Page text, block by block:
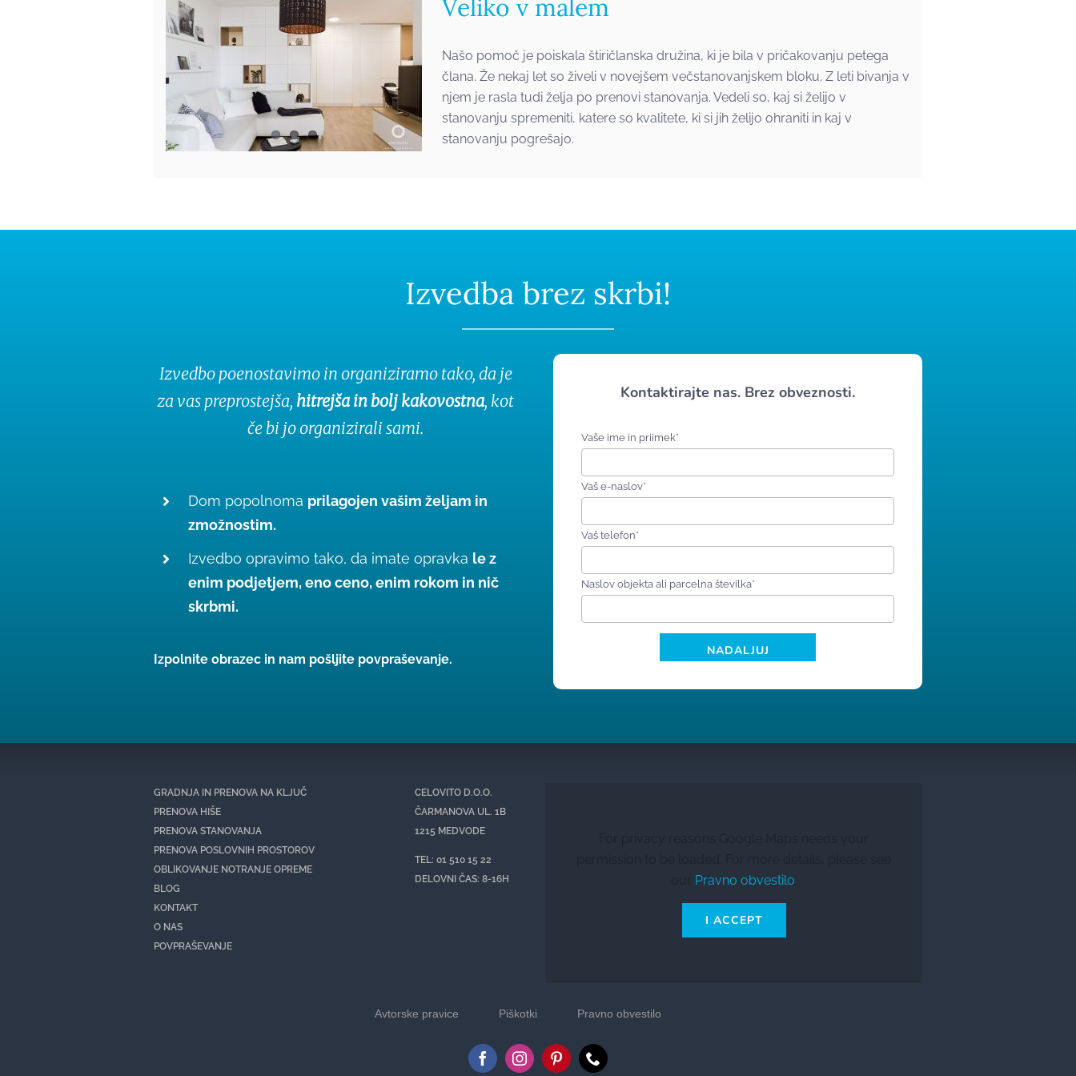
Veliko v malem
Našo pomoč je poiskala štiričlanska družina, ki je bila v pričakovanju petega
člana. Že nekaj let so živeli v novejšem večstanovanjskem bloku. Z leti bivanja v
njem je rasla tudi želja po prenovi stanovanja. Vedeli so, kaj si želijo v
stanovanju spremeniti, katere so kvalitete, ki si jih želijo ohraniti in kaj v
stanovanju pogrešajo.
Izvedba brez skrbi!
Izvedbo poenostavimo in organiziramo tako, da je
za vas preprostejša, hitrejša in bolj kakovostna, kot
če bi jo organizirali sami.
Dom popolnoma prilagojen vašim željam in
zmožnostim.
Izvedbo opravimo tako, da imate opravka le z
enim podjetjem, eno ceno, enim rokom in nič
skrbmi.
Izpolnite obrazec in nam pošljite povpraševanje.
Kontaktirajte nas. Brez obveznosti.
Vaše ime in priimek*
Vaš e-naslov*
Vaš telefon*
Naslov objekta ali parcelna številka*
GRADNJA IN PRENOVA NA KLJUČ
PRENOVA HIŠE
PRENOVA STANOVANJA
PRENOVA POSLOVNIH PROSTOROV
OBLIKOVANJE NOTRANJE OPREME
BLOG
KONTAKT
O NAS
POVPRAŠEVANJE
CELOVITO D.O.O.
ČARMANOVA UL. 1B
1215 MEDVODE
TEL: 01 510 15 22
DELOVNI ČAS: 8-16H
Pravno obvestilo
I ACCEPT
Avtorske pravice Piškotki Pravno obvestilo